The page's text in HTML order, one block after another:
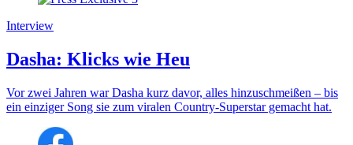
Interview
Dasha: Klicks wie Heu
Vor zwei Jahren war Dasha kurz davor, alles hinzuschmeißen – bis
ein einziger Song sie zum viralen Country-Superstar gemacht hat.